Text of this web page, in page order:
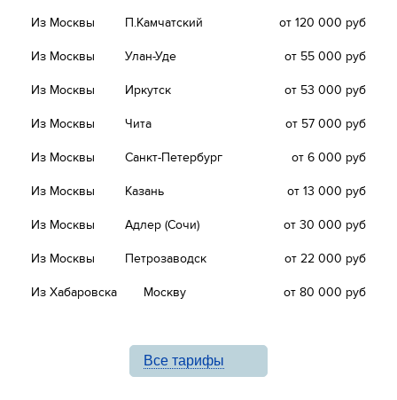
Из Москвы П.Камчатский от 120 000 руб
Из Москвы Улан-Уде от 55 000 руб
Из Москвы Иркутск от 53 000 руб
Из Москвы Чита от 57 000 руб
Из Москвы Санкт-Петербург от 6 000 руб
Из Москвы Казань от 13 000 руб
Из Москвы Адлер (Сочи) от 30 000 руб
Из Москвы Петрозаводск от 22 000 руб
Из Хабаровска Москву от 80 000 руб
Все тарифы